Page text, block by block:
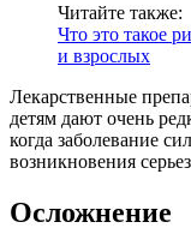
Читайте также:
Что это такое
и взрослых
Лекарственные
детям дают очень
когда заболевание
возникновения
Осложнение